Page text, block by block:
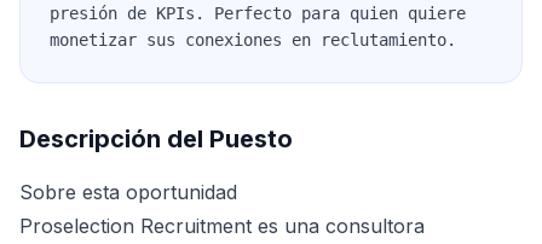
presión de KPIs. Perfecto para quien quiere
monetizar sus conexiones en reclutamiento.
Descripción del Puesto
Sobre esta oportunidad
Proselection Recruitment es una consultora